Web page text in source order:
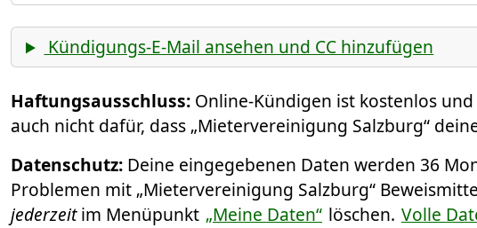
Kündigungs-E-Mail ansehen und CC hinzufügen
Haftungsausschluss: Online-Kündigen ist kostenlos
auch nicht dafür, dass „Mietervereinigung Salzburg“
Datenschutz: Deine eingegebenen Daten werden 36
Problemen mit „Mietervereinigung Salzburg“
jederzeitim Menüpunkt „Meine Daten“ löschen. Volle